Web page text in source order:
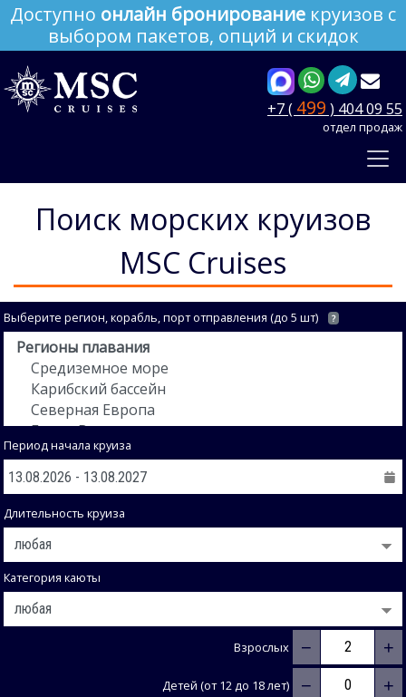
Доступно онлайн бронирование круизов с
выбором пакетов, опций и скидок
+7 ( 499 ) 404 09 55
отдел продаж
Поиск морских круизов
MSC Cruises
Выберите регион, корабль, порт отправления (до 5 шт) ?
Период начала круиза
Длительность круиза
Категория каюты
Взрослых − +
Детей (от 12 до 18 лет) − +